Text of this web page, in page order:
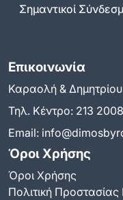
Σημαντικοί
Επικοινωνία
Καραολή &
Τηλ. Κέντρο: 213
Email:
Όροι Χρήσης
Όροι Χρήσης
Πολιτική